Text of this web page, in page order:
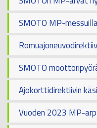
SMOTO MP-
SMOTO
Ajokorttidirektiivin
Vuoden 2023 MP-